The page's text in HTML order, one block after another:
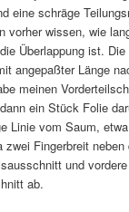
eine schräge
vorher wissen, wie
Überlappung ist.
angepaßter Länge
meinen
ein Stück Folie
Linie vom Saum,
zwei Fingerbreit
und
ab.